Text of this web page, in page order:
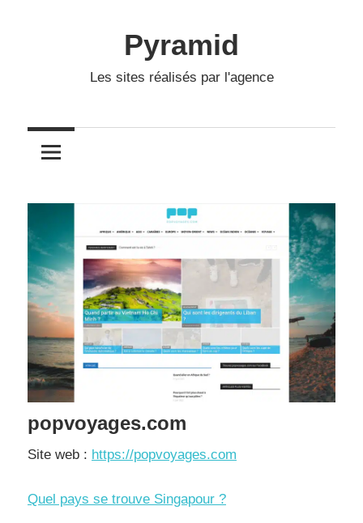
Pyramid
Les sites réalisés par l'agence
popvoyages.com
Site web : https://popvoyages.com
Quel pays se trouve Singapour ?